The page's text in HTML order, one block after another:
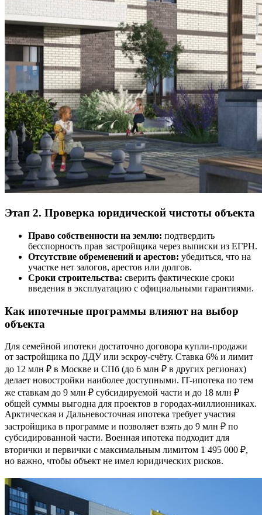
Этап 2. Проверка юридической чистоты объекта
Право собственности на землю: подтвердить
бесспорность прав застройщика через выписки из ЕГРН.
Отсутствие обременений и арестов: убедиться, что на
участке нет залогов, арестов или долгов.
Сроки строительства: сверить фактические сроки
введения в эксплуатацию с официальными гарантиями.
Как ипотечные программы влияют на выбор
объекта
Для семейной ипотеки достаточно договора купли-продажи
от застройщика по ДДУ или эскроу-счёту. Ставка 6% и лимит
до 12 млн ₽ в Москве и СПб (до 6 млн ₽ в других регионах)
делает новостройки наиболее доступными. IT-ипотека по тем
же ставкам до 9 млн ₽ субсидируемой части и до 18 млн ₽
общей суммы выгодна для проектов в городах-миллионниках.
Арктическая и Дальневосточная ипотека требует участия
застройщика в программе и позволяет взять до 9 млн ₽ по
субсидированной части. Военная ипотека подходит для
вторички и первички с максимальным лимитом 1 495 000 ₽,
но важно, чтобы объект не имел юридических рисков.